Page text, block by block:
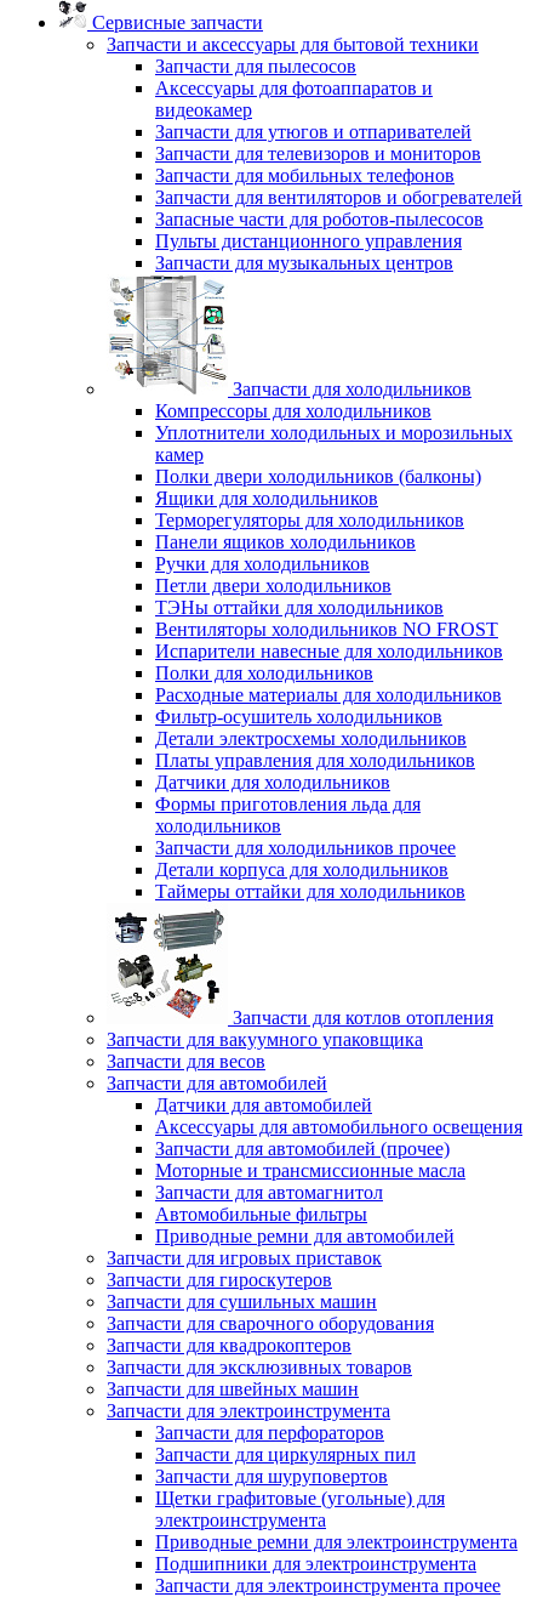
Сервисные запчасти
Запчасти и аксессуары для бытовой техники
Запчасти для пылесосов
Аксессуары для фотоаппаратов и
видеокамер
Запчасти для утюгов и отпаривателей
Запчасти для телевизоров и мониторов
Запчасти для мобильных телефонов
Запчасти для вентиляторов и обогревателей
Запасные части для роботов-пылесосов
Пульты дистанционного управления
Запчасти для музыкальных центров
Запчасти для холодильников
Компрессоры для холодильников
Уплотнители холодильных и морозильных
камер
Полки двери холодильников (балконы)
Ящики для холодильников
Терморегуляторы для холодильников
Панели ящиков холодильников
Ручки для холодильников
Петли двери холодильников
ТЭНы оттайки для холодильников
Вентиляторы холодильников NO FROST
Испарители навесные для холодильников
Полки для холодильников
Расходные материалы для холодильников
Фильтр-осушитель холодильников
Детали электросхемы холодильников
Платы управления для холодильников
Датчики для холодильников
Формы приготовления льда для
холодильников
Запчасти для холодильников прочее
Детали корпуса для холодильников
Таймеры оттайки для холодильников
Запчасти для котлов отопления
Запчасти для вакуумного упаковщика
Запчасти для весов
Запчасти для автомобилей
Датчики для автомобилей
Аксессуары для автомобильного освещения
Запчасти для автомобилей (прочее)
Моторные и трансмиссионные масла
Запчасти для автомагнитол
Автомобильные фильтры
Приводные ремни для автомобилей
Запчасти для игровых приставок
Запчасти для гироскутеров
Запчасти для сушильных машин
Запчасти для сварочного оборудования
Запчасти для квадрокоптеров
Запчасти для эксклюзивных товаров
Запчасти для швейных машин
Запчасти для электроинструмента
Запчасти для перфораторов
Запчасти для циркулярных пил
Запчасти для шуруповертов
Щетки графитовые (угольные) для
электроинструмента
Приводные ремни для электроинструмента
Подшипники для электроинструмента
Запчасти для электроинструмента прочее